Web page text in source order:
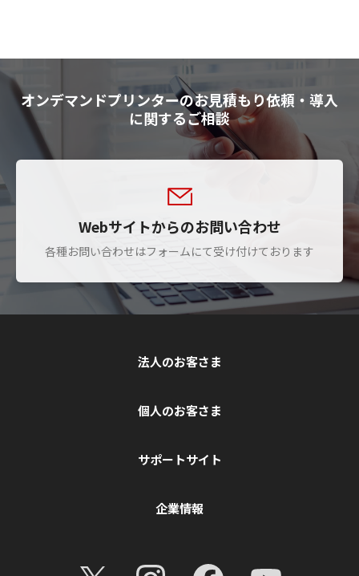
オンデマンドプリンターのお見積もり依頼・導入
に関するご相談
Webサイトからのお問い合わせ
各種お問い合わせはフォームにて受け付けております
法人のお客さま
個人のお客さま
サポートサイト
企業情報